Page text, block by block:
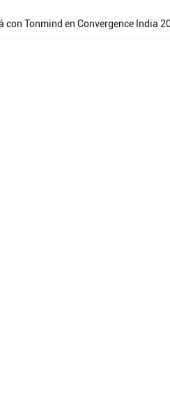
con Tonmind en Convergence India